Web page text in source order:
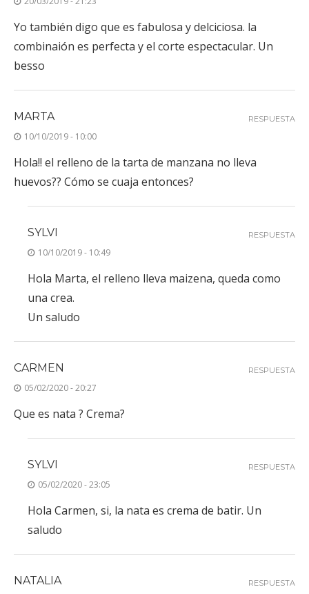
Yo también digo que es fabulosa y delciciosa. la
combinaión es perfecta y el corte espectacular. Un
besso
MARTA
10/10/2019 - 10:00
Hola!! el relleno de la tarta de manzana no lleva
huevos?? Cómo se cuaja entonces?
RESPUESTA
SYLVI
10/10/2019 - 10:49
Hola Marta, el relleno lleva maizena, queda como
una crea.
Un saludo
RESPUESTA
CARMEN
05/02/2020 - 20:27
Que es nata ? Crema?
RESPUESTA
SYLVI
05/02/2020 - 23:05
Hola Carmen, si, la nata es crema de batir. Un
saludo
RESPUESTA
NATALIA RESPUESTA